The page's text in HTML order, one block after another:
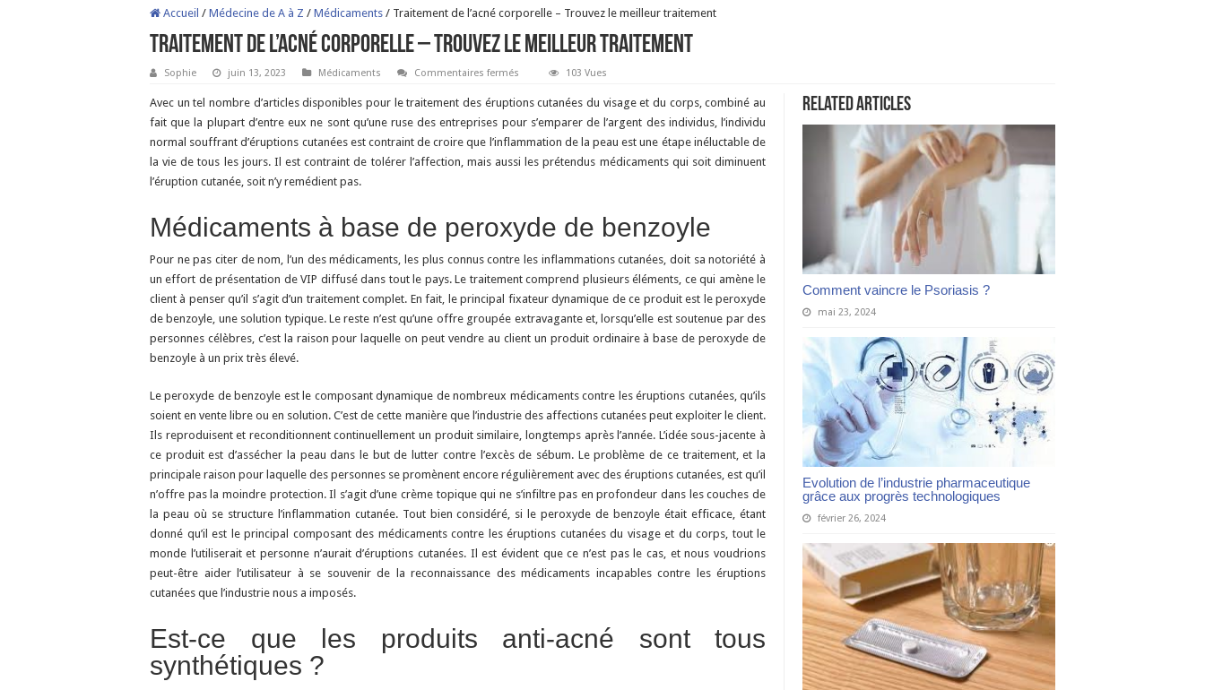
Accueil / Médecine de A à Z / Médicaments / Traitement de l’acné corporelle – Trouvez le meilleur traitement
Traitement de l’acné corporelle – Trouvez le meilleur traitement
Sophie juin 13, 2023 Médicaments Commentaires fermés
l’acné
corporelle
–
Trouvez
meilleur
103 Vues
Related Articles
Comment vaincre le Psoriasis ?
mai 23, 2024
Evolution de l’industrie pharmaceutique
grâce aux progrès technologiques
février 26, 2024
Avec un tel nombre d’articles disponibles pour le traitement des éruptions cutanées du visage et du corps, combiné au
fait que la plupart d’entre eux ne sont qu’une ruse des entreprises pour s’emparer de l’argent des individus, l’individu
normal souffrant d’éruptions cutanées est contraint de croire que l’inflammation de la peau est une étape inéluctable de
la vie de tous les jours. Il est contraint de tolérer l’affection, mais aussi les prétendus médicaments qui soit diminuent
l’éruption cutanée, soit n’y remédient pas.
Médicaments à base de peroxyde de benzoyle
Pour ne pas citer de nom, l’un des médicaments, les plus connus contre les inflammations cutanées, doit sa notoriété à
un effort de présentation de VIP diffusé dans tout le pays. Le traitement comprend plusieurs éléments, ce qui amène le
client à penser qu’il s’agit d’un traitement complet. En fait, le principal fixateur dynamique de ce produit est le peroxyde
de benzoyle, une solution typique. Le reste n’est qu’une offre groupée extravagante et, lorsqu’elle est soutenue par des
personnes célèbres, c’est la raison pour laquelle on peut vendre au client un produit ordinaire à base de peroxyde de
benzoyle à un prix très élevé.
Le peroxyde de benzoyle est le composant dynamique de nombreux médicaments contre les éruptions cutanées, qu’ils
soient en vente libre ou en solution. C’est de cette manière que l’industrie des affections cutanées peut exploiter le client.
Ils reproduisent et reconditionnent continuellement un produit similaire, longtemps après l’année. L’idée sous-jacente à
ce produit est d’assécher la peau dans le but de lutter contre l’excès de sébum. Le problème de ce traitement, et la
principale raison pour laquelle des personnes se promènent encore régulièrement avec des éruptions cutanées, est qu’il
n’offre pas la moindre protection. Il s’agit d’une crème topique qui ne s’infiltre pas en profondeur dans les couches de
la peau où se structure l’inflammation cutanée. Tout bien considéré, si le peroxyde de benzoyle était efficace, étant
donné qu’il est le principal composant des médicaments contre les éruptions cutanées du visage et du corps, tout le
monde l’utiliserait et personne n’aurait d’éruptions cutanées. Il est évident que ce n’est pas le cas, et nous voudrions
peut-être aider l’utilisateur à se souvenir de la reconnaissance des médicaments incapables contre les éruptions
cutanées que l’industrie nous a imposés.
Est-ce que les produits anti-acné sont tous
synthétiques ?